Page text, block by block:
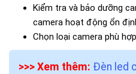
Kiểm tra và bảo dưỡng
camera hoạt động ổn
Chọn loại camera phù
>>> Xem thêm: Đèn led